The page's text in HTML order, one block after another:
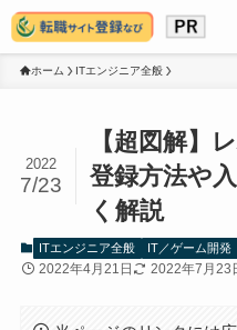
ホーム ITエンジニア全般
【超図解】
登録方法や
く解説
2022
7/23
ITエンジニア全般 IT／ゲーム開発
2022年4月21日 2022年7月23